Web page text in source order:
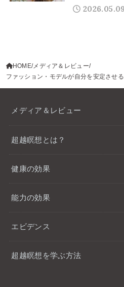
2026.05.09
HOME メディア＆レビュー
ファッション・モデルが自分を安定させ
メディア＆レビュー
超越瞑想とは？
健康の効果
能力の効果
エビデンス
超越瞑想を学ぶ方法